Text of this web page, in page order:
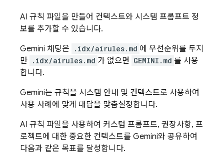
AI 규칙 파일을 만들어 컨텍스트와 시스템 프롬프트 정
보를 추가할 수 있습니다.
Gemini 채팅은 .idx/airules.md 에 우선순위를 두지
만 .idx/airules.md 가 없으면 GEMINI.md 를 사용
합니다.
Gemini는 규칙을 시스템 안내 및 컨텍스트로 사용하여
사용 사례에 맞게 대답을 맞춤설정합니다.
AI 규칙 파일을 사용하여 커스텀 프롬프트, 권장사항, 프
로젝트에 대한 중요한 컨텍스트를 Gemini와 공유하여
다음과 같은 목표를 달성합니다.